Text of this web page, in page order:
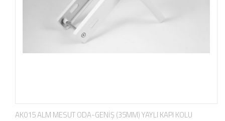
AK015 ALM MESUT ODA-GENİŞ (35MM) YAYLI KAPI KOLU